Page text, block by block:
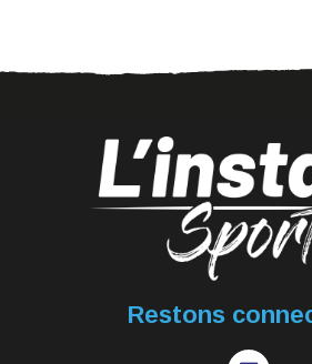
Restons